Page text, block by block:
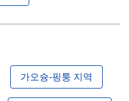
가오슝-핑퉁 지역